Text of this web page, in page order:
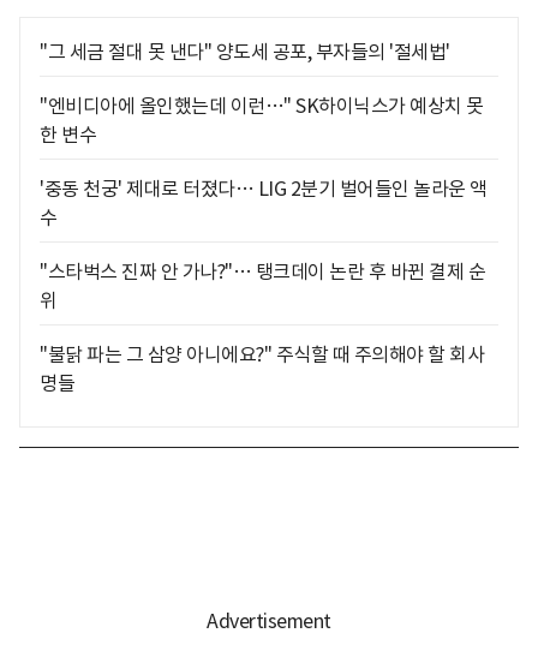
"그 세금 절대 못 낸다" 양도세 공포, 부자들의 '절세법'
"엔비디아에 올인했는데 이런…" SK하이닉스가 예상치 못
한 변수
'중동 천궁' 제대로 터졌다… LIG 2분기 벌어들인 놀라운 액
수
"스타벅스 진짜 안 가나?"… 탱크데이 논란 후 바뀐 결제 순
위
"불닭 파는 그 삼양 아니에요?" 주식할 때 주의해야 할 회사
명들